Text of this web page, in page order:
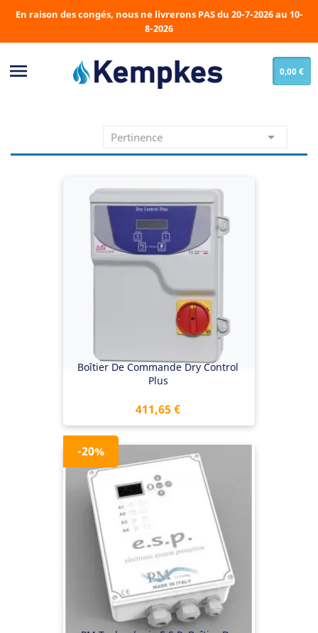
En raison des congés, nous ne livrerons PAS du 20-7-2026 au 10-
8-2026
 0,00 €
Pertinence 
Boîtier De Commande Dry Control
Plus
Prix
411,65 €
-20%